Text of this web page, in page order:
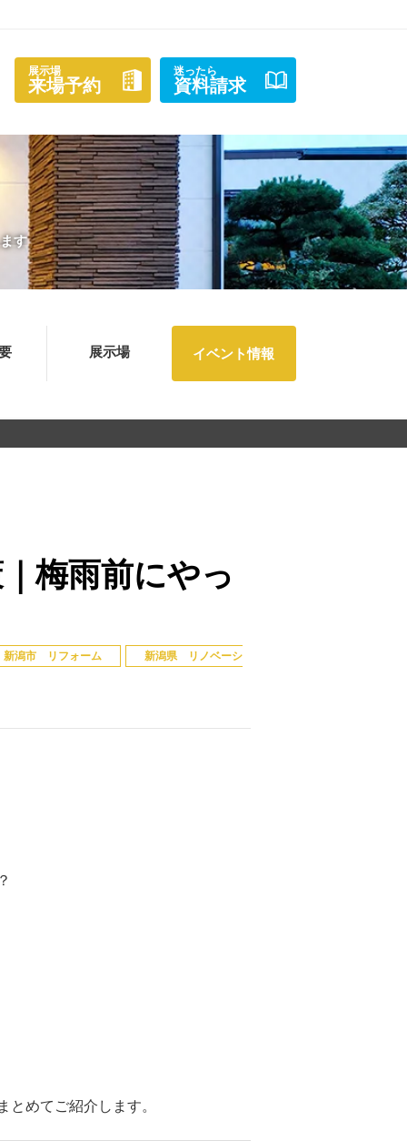
展示場
来場予約
迷ったら
資料請求
す
展示場 イベント情報
梅雨前にやっ
新潟市 リフォーム
新潟県 リノベーシ
めてご紹介します。